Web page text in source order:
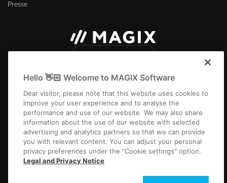
Presse
ImpressumAGBGewinnspiel AGBDatenschutzCookie-Einstellungen
EULA Zahlung / VersandVertrag kündigenWiderruf
Copyright © 2003-2026 MAGIX. Die genannten Produktnamen können
Hello 👋🏻 Welcome to MAGIX Software
Dear visitor, please note that this website uses cookies to
improve your user experience and to analyse the
performance and use of our website. We may also share
information about the use of our website with selected
advertising and analytics partners so that we can provide
you with relevant content. You can adjust your personal
privacy preferences under the "Cookie settings" option.
Legal and Privacy Notice